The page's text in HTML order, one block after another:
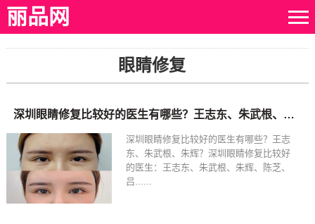
丽品网
眼睛修复
深圳眼睛修复比较好的医生有哪些？王志东、朱武根、朱辉、陈芝、吕瑛谁最好？
深圳眼睛修复比较好的医生有哪些？王志
东、朱武根、朱辉？深圳眼睛修复比较好
的医生：王志东、朱武根、朱辉、陈芝、
吕......